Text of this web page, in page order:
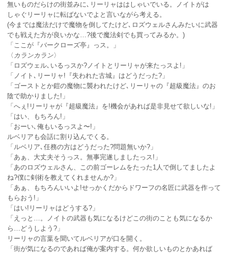
無いものだらけの街並みに､リーリャははしゃいでいる。ノイトがは
しゃぐリーリャに転ばないでよと言いながら考える。
(今までは魔法だけで魔物を倒してたけど､ロズウェルさんみたいに武器
でも戦えた方が良いかな…?後で魔法剣でも買ってみるか。)
「ここが『バークローズ亭』っス。」
〈 カランカラン〉
「ロズウェル､いるっスか?ノイトとリーリャが来たっスよ!」
「ノイト､リーリャ!『失われた古城』はどうだった?」
「ゴーストとか鎧の魔物に襲われたけど､リーリャの『超級魔法』のお
陰で助かりました!」
「へぇ!リーリャが『超級魔法』を!機会があれば是非見せて欲しいな!」
「はい、もちろん!」
「おーい､俺もいるっスよ〜!」
ルベリアも会話に割り込んでくる。
「ルベリア､任務の方はどうだった?問題無いか?」
「あぁ、大丈夫そうっス。無事完遂しましたっス!」
「あのロズウェルさん、この前ゴーレムをたった1人で倒してましたよ
ね?僕に剣術を教えてくれませんか?」
「あぁ、もちろんいいよ!せっかくだからドワーフの名匠に武器を作って
もらおう!」
「はい!リーリャはどうする?」
「えっと…。ノイトの武器も気になるけどこの街のことも気になるか
ら…どうしよう?」
リーリャの言葉を聞いてルベリアが口を開く。
「街が気になるのであれば俺が案内する。何か欲しいものとかあれば